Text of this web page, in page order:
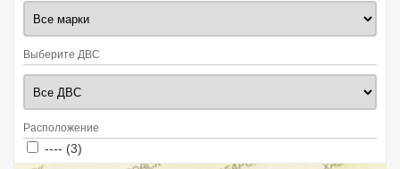
Выберите ДВС
Расположение
Apply ---- filter
---- (3)